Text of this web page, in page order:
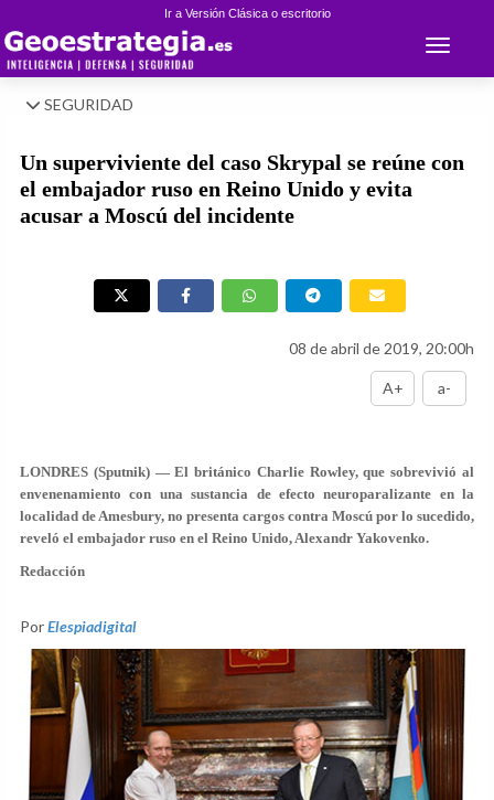
Ir a Versión Clásica o escritorio
Toggle
SEGURIDAD
Un superviviente del caso Skrypal se reúne con
el embajador ruso en Reino Unido y evita
acusar a Moscú del incidente
08 de abril de 2019, 20:00h
A+ a-
LONDRES (Sputnik) — El británico Charlie Rowley, que sobrevivió al
envenenamiento con una sustancia de efecto neuroparalizante en la
localidad de Amesbury, no presenta cargos contra Moscú por lo sucedido,
reveló el embajador ruso en el Reino Unido, Alexandr Yakovenko.
Redacción
PorElespiadigital